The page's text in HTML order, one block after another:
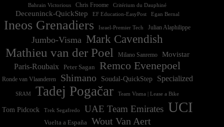
Bahrain Victorious Chris Froome Critérium du Dauphiné
Deceuninck-QuickStep EF Education-EasyPost Egan Bernal
Ineos Grenadiers Israel-Premier Tech Julian Alaphilippe
Jumbo-Visma Mark Cavendish
Mathieu van der Poel Milano Sanremo
Movistar
Paris-Roubaix
Peter Sagan Remco Evenepoel
Ronde van Vlaanderen Shimano Soudal-QuickStep Specialized
SRAM Tadej Pogačar Team Visma | Lease a Bike
Tom Pidcock Trek Segafredo UAE Team Emirates UCI
Vuelta a España Wout Van Aert